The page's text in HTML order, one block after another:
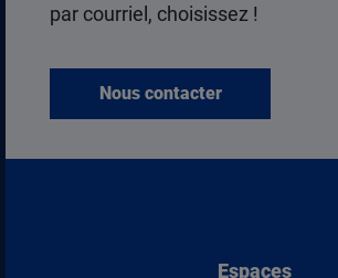
par courriel, choisissez !
Nous contacter
Espaces